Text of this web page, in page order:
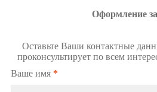
Оформление
Оставьте Ваши контактные
проконсультирует по всем
Ваше имя *